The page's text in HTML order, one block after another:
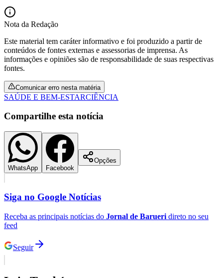
Vasco
Nota da Redação
Este material tem caráter informativo e foi produzido a partir de
conteúdos de fontes externas e assessorias de imprensa. As
informações e opiniões são de responsabilidade de suas respectivas
fontes.
Comunicar erro nesta matéria
SAÚDE E BEM-ESTARCIÊNCIA
Compartilhe esta notícia
WhatsApp Facebook
Opções
Siga no Google Notícias
Receba as principais notícias do Jornal de Barueri direto no seu
feed
Seguir